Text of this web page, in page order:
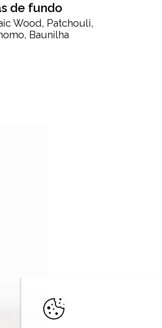
de fundo
Wood, Patchouli,
Baunilha